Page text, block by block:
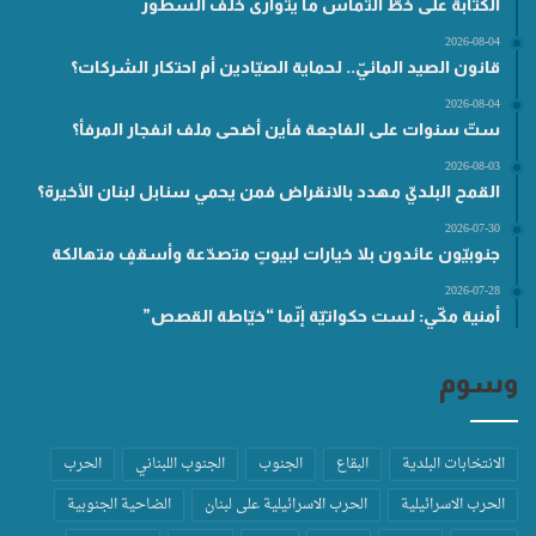
الكتابة على خطّ التماس ما يتوارى خلف السطور
2026-08-04
قانون الصيد المائيّ.. لحماية الصيّادين أم احتكار الشركات؟
2026-08-04
ستّ سنوات على الفاجعة فأين أضحى ملف انفجار المرفأ؟
2026-08-03
القمح البلديّ مهدد بالانقراض فمن يحمي سنابل لبنان الأخيرة؟
2026-07-30
جنوبيّون عائدون بلا خيارات لبيوتٍ متصدّعة وأسقفٍ متهالكة
2026-07-28
أمنية مكّي: لست حكواتيّة إنّما “خيّاطة القصص”
وسوم
الانتخابات البلدية البقاع الجنوب الجنوب اللبناني
الحرب
الحرب الاسرائيلية
الحرب الاسرائيلية على لبنان
الضاحية الجنوبية